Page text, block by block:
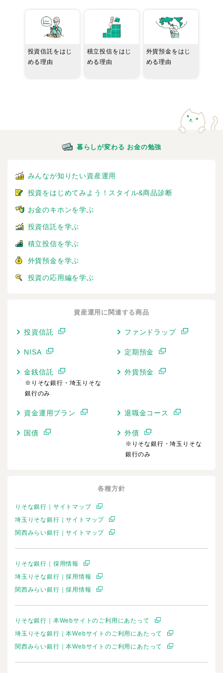
投資信託をはじ
める理由
積立投信をはじ
める理由
外貨預金をはじ
める理由
暮らしが変わる お金の勉強
みんなが知りたい資産運用
投資をはじめてみよう！スタイル&商品診断
お金のキホンを学ぶ
投資信託を学ぶ
積立投信を学ぶ
外貨預金を学ぶ
投資の応用編を学ぶ
資産運用に関連する商品
投資信託 ファンドラップ
NISA 定期預金
金銭信託
※りそな銀行・埼玉りそな
銀行のみ
外貨預金
資金運用プラン 退職金コース
国債 外債
※りそな銀行・埼玉りそな
銀行のみ
各種方針
りそな銀行｜サイトマップ
埼玉りそな銀行｜サイトマップ
関西みらい銀行｜サイトマップ
りそな銀行｜採用情報
埼玉りそな銀行｜採用情報
関西みらい銀行｜採用情報
りそな銀行｜本Webサイトのご利用にあたって
埼玉りそな銀行｜本Webサイトのご利用にあたって
関西みらい銀行｜本Webサイトのご利用にあたって